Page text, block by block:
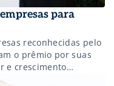
para
reconhecidas pelo
o prêmio por suas
e crescimento